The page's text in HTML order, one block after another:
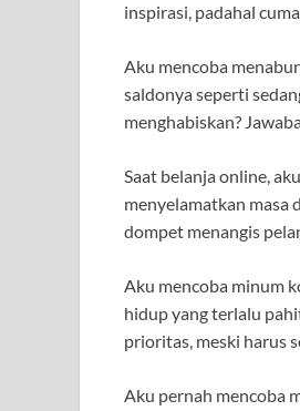
inspirasi, padahal
Aku mencoba
saldonya seperti
menghabiskan?
Saat belanja online,
menyelamatkan masa
dompet menangis
Aku mencoba minum
hidup yang terlalu
prioritas, meski harus
Aku pernah mencoba